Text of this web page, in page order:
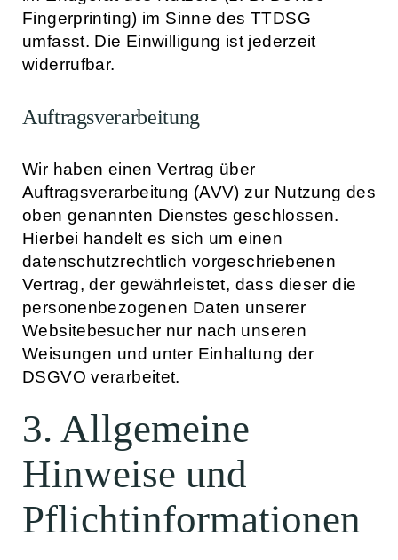
Fingerprinting) im Sinne des TTDSG
umfasst. Die Einwilligung ist jederzeit
widerrufbar.
Auftragsverarbeitung
Wir haben einen Vertrag über
Auftragsverarbeitung (AVV) zur Nutzung des
oben genannten Dienstes geschlossen.
Hierbei handelt es sich um einen
datenschutzrechtlich vorgeschriebenen
Vertrag, der gewährleistet, dass dieser die
personenbezogenen Daten unserer
Websitebesucher nur nach unseren
Weisungen und unter Einhaltung der
DSGVO verarbeitet.
3. Allgemeine
Hinweise und
Pflicht­informationen